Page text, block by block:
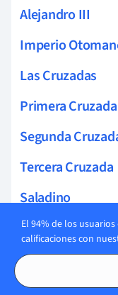
Alejandro III
Imperio
Las Cruzadas
Primera Cruzada
Segunda
Tercera Cruzada
Saladino
Imperio
Historia del
Los Tudor
El 94% de los
calificaciones con